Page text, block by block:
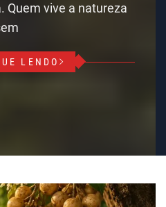
Quem vive a natureza
LENDO